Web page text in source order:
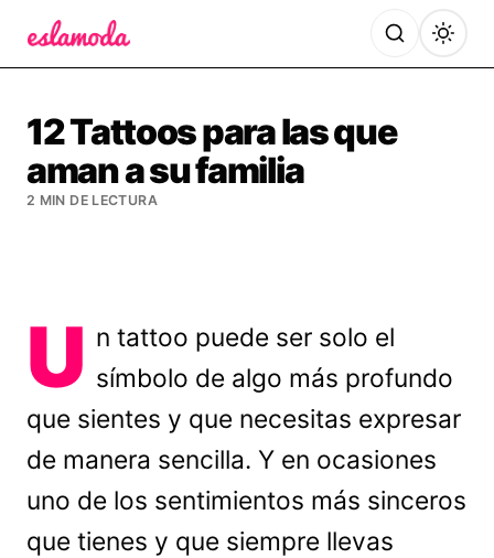
12 Tattoos para las que
aman a su familia
2 MIN DE LECTURA
U n tattoo puede ser solo el
símbolo de algo más profundo
que sientes y que necesitas expresar
de manera sencilla. Y en ocasiones
uno de los sentimientos más sinceros
que tienes y que siempre llevas